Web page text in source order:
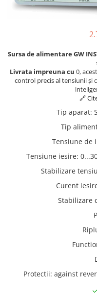
Sursa de alimentare GW
Livrata impreuna cu 0,
control precis al tensiunii și
🔗
Tip aparat:
Tip
Tensiune de
Tensiune iesire:
Stabilizare
Curent
Stabilizare
Protectii: against